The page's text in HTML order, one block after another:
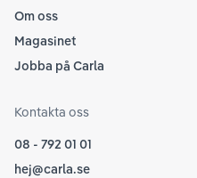
Om oss
Magasinet
Jobba på Carla
Kontakta oss
08 - 792 01 01
hej@carla.se